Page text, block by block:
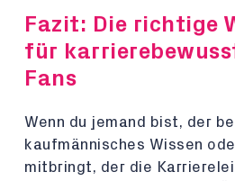
Fazit: Die richtige
für
Fans
Wenn du jemand bist, der
kaufmännisches Wissen
mitbringt, der die